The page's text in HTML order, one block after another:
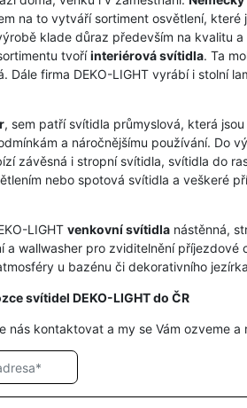
na to vytváří sortiment osvětlení, které
klade důraz především na kvalitu
tvoříinteriérová svítidla. Ta
Dále firma DEKO-LIGHT vyrábí i stolní
, sem patří svítidla průmyslová, která
a náročnějšímu používání. Do
závěsná i stropní svítidla, svítidla do
nebo spotová svítidla a veškeré
LIGHT venkovní svítidla nástěnná,
wallwasher pro zviditelnění příjezdové
u bazénu či dekorativního
svítidel DEKO-LIGHT do ČR
kontaktovat a my se Vám ozveme a